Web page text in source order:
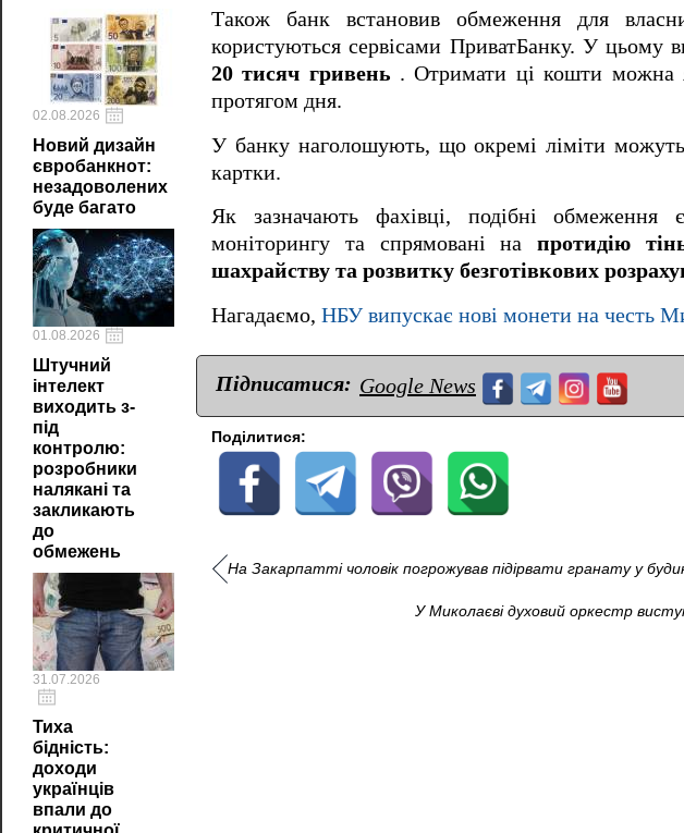
02.08.2026
Новий дизайн
євробанкнот:
незадоволених
буде багато
01.08.2026
Штучний
інтелект
виходить з-
під
контролю:
розробники
налякані та
закликають
до
обмежень
31.07.2026
Тиха
бідність:
доходи
українців
впали до
Також банк встановив обмеження для
користуються сервісами ПриватБанку. У цьому
20 тисяч гривень . Отримати ці кошти можна
протягом дня.
У банку наголошують, що окремі ліміти можуть
картки.
Як зазначають фахівці, подібні обмеження
моніторингу та спрямовані напротидію
шахрайству та розвитку безготівкових
Нагадаємо, НБУ випускає нові монети на честь
Підписатися: Google News
Поділитися:
На Закарпатті чоловік погрожував підірвати гранату у
У Миколаєві духовий оркестр